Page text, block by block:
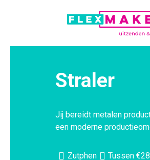
Straler
Jij bereidt metalen
een moderne
Zutphen Tussen